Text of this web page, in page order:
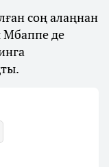
соң алаңнан
Мбаппе де